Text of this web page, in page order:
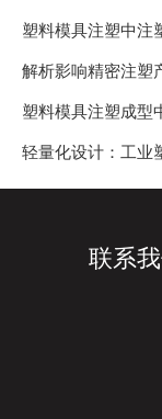
塑料模具注塑中注
解析影响精密注塑
塑料模具注塑成型
轻量化设计：工业
联系